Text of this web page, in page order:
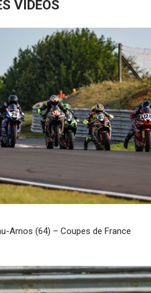
VIDÉOS
Arnos (64) – Coupes de France